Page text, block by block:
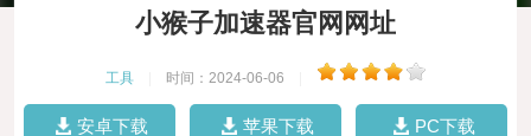
小猴子加速器官网网址
工具 时间：2024-06-06
安卓下载 苹果下载 PC下载